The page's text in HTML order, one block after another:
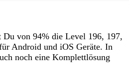
von 94% die Level 196, 197,
Android und iOS Geräte. In
noch eine Komplettlösung